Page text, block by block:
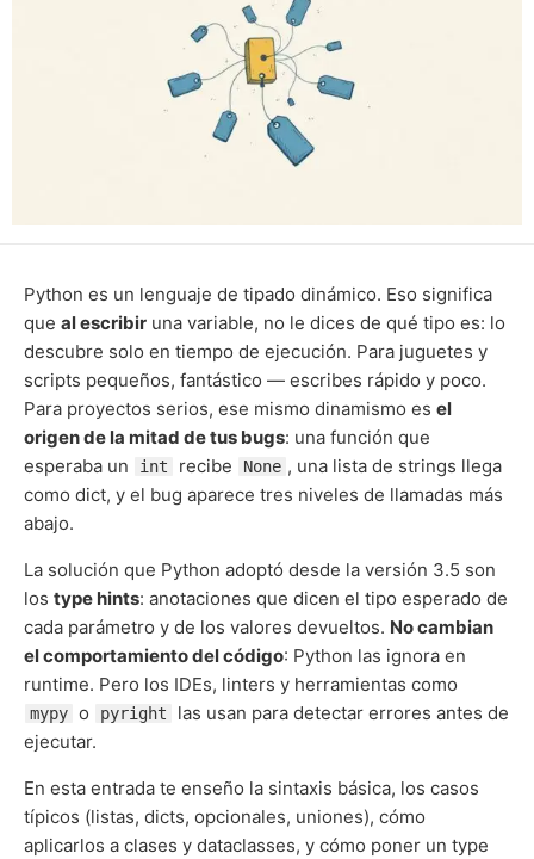
Python es un lenguaje de tipado dinámico. Eso significa
que al escribir una variable, no le dices de qué tipo es: lo
descubre solo en tiempo de ejecución. Para juguetes y
scripts pequeños, fantástico — escribes rápido y poco.
Para proyectos serios, ese mismo dinamismo es el
origen de la mitad de tus bugs: una función que
esperaba un
int recibe None , una lista de strings llega
como dict, y el bug aparece tres niveles de llamadas más
abajo.
La solución que Python adoptó desde la versión 3.5 son
los type hints: anotaciones que dicen el tipo esperado de
cada parámetro y de los valores devueltos. No cambian
el comportamiento del código: Python las ignora en
runtime. Pero los IDEs, linters y herramientas como
mypy o pyright
las usan para detectar errores antes de
ejecutar.
En esta entrada te enseño la sintaxis básica, los casos
típicos (listas, dicts, opcionales, uniones), cómo
aplicarlos a clases y dataclasses, y cómo poner un type